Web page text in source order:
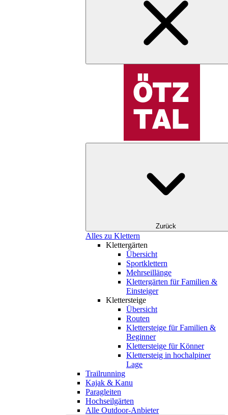
Zurück
Alles zu Klettern
Klettergärten
Übersicht
Sportklettern
Mehrseillänge
Klettergärten für Familien &
Einsteiger
Klettersteige
Übersicht
Routen
Klettersteige für Familien &
Beginner
Klettersteige für Könner
Klettersteig in hochalpiner
Lage
Trailrunning
Kajak & Kanu
Paragleiten
Hochseilgärten
Alle Outdoor-Anbieter